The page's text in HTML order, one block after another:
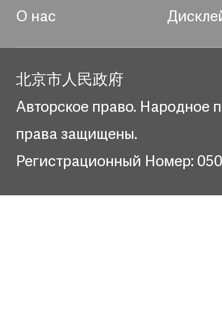
О нас
北京市人民政府
Авторское право. Народное
права защищены.
Регистрационный Номер: